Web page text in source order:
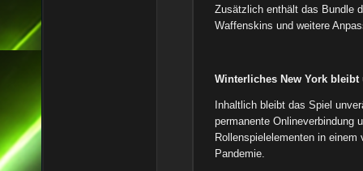
Zusätzlich enthält das Bundle
Waffenskins und weitere
Winterliches New York bleibt
Inhaltlich bleibt das Spiel
permanente Onlineverbindung
Rollenspielelementen in
Pandemie.